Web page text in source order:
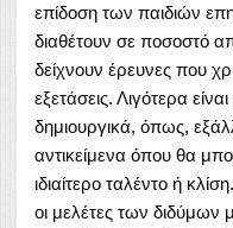
επίδοση των παιδιών
διαθέτουν σε ποσοστό
δείχνουν έρευνες που
εξετάσεις. Λιγότερα
δημιουργικά, όπως,
αντικείμενα όπου θα
ιδιαίτερο ταλέντο ή
οι μελέτες των διδύμων